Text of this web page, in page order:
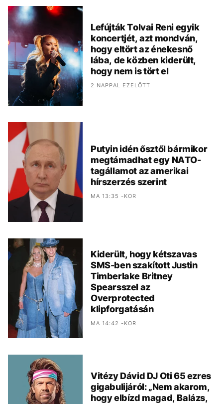
Lefújták Tolvai Reni egyik
koncertjét, azt mondván,
hogy eltört az énekesnő
lába, de közben kiderült,
hogy nem is tört el
2 NAPPAL EZELŐTT
Putyin idén ősztől bármikor
megtámadhat egy NATO-
tagállamot az amerikai
hírszerzés szerint
MA 13:35 -KOR
Kiderült, hogy kétszavas
SMS-ben szakított Justin
Timberlake Britney
Spearsszel az
Overprotected
klipforgatásán
MA 14:42 -KOR
Vitézy Dávid DJ Oti 65 ezres
gigabulijáról: „Nem akarom,
hogy elbízd magad, Balázs,